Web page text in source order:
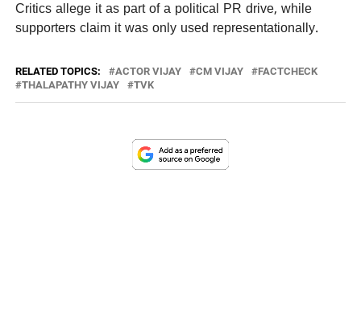
Critics allege it as part of a political PR drive, while
supporters claim it was only used representationally.
RELATED TOPICS: ACTOR VIJAY CM VIJAY
FACTCHECK
THALAPATHY VIJAY
TVK